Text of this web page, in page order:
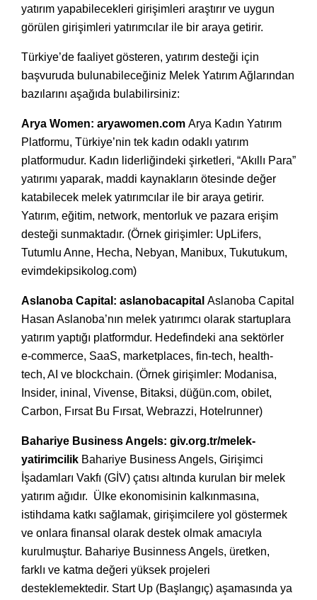
yatırım yapabilecekleri girişimleri araştırır ve uygun
görülen girişimleri yatırımcılar ile bir araya getirir.
Türkiye’de faaliyet gösteren, yatırım desteği için
başvuruda bulunabileceğiniz Melek Yatırım Ağlarından
bazılarını aşağıda bulabilirsiniz:
Arya Women: aryawomen.com Arya Kadın Yatırım
Platformu, Türkiye’nin tek kadın odaklı yatırım
platformudur. Kadın liderliğindeki şirketleri, “Akıllı Para”
yatırımı yaparak, maddi kaynakların ötesinde değer
katabilecek melek yatırımcılar ile bir araya getirir.
Yatırım, eğitim, network, mentorluk ve pazara erişim
desteği sunmaktadır. (Örnek girişimler: UpLifers,
Tutumlu Anne, Hecha, Nebyan, Manibux, Tukutukum,
evimdekipsikolog.com)
Aslanoba Capital: aslanobacapital Aslanoba Capital
Hasan Aslanoba’nın melek yatırımcı olarak startuplara
yatırım yaptığı platformdur. Hedefindeki ana sektörler
e-commerce, SaaS, marketplaces, fin-tech, health-
tech, AI ve blockchain. (Örnek girişimler: Modanisa,
Insider, ininal, Vivense, Bitaksi, düğün.com, obilet,
Carbon, Fırsat Bu Fırsat, Webrazzi, Hotelrunner)
Bahariye Business Angels: giv.org.tr/melek-
yatirimcilik Bahariye Business Angels, Girişimci
İşadamları Vakfı (GİV) çatısı altında kurulan bir melek
yatırım ağıdır. Ülke ekonomisinin kalkınmasına,
istihdama katkı sağlamak, girişimcilere yol göstermek
ve onlara finansal olarak destek olmak amacıyla
kurulmuştur. Bahariye Businness Angels, üretken,
farklı ve katma değeri yüksek projeleri
desteklemektedir. Start Up (Başlangıç) aşamasında ya